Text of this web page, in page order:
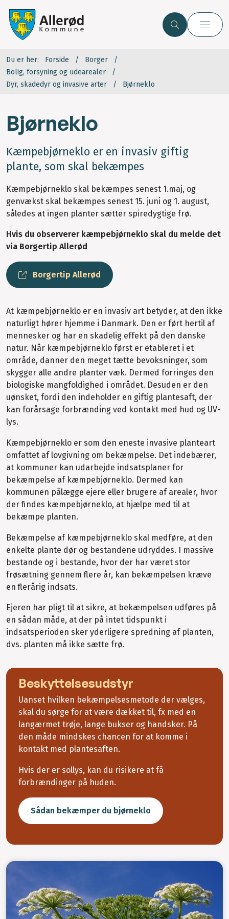
Du er her: Forside
Borger
Bolig, forsyning og udearealer
Dyr, skadedyr og invasive arter
Bjørneklo
Bjørneklo
Kæmpebjørneklo er en invasiv giftig
plante, som skal bekæmpes
Kæmpebjørneklo skal bekæmpes senest 1.maj, og
genvækst skal bekæmpes senest 15. juni og 1. august,
således at ingen planter sætter spiredygtige frø.
Hvis du observerer kæmpebjørneklo skal du melde det
via Borgertip Allerød
Borgertip Allerød
At kæmpebjørneklo er en invasiv art betyder, at den ikke
naturligt hører hjemme i Danmark. Den er ført hertil af
mennesker og har en skadelig effekt på den danske
natur. Når kæmpebjørneklo først er etableret i et
område, danner den meget tætte bevoksninger, som
skygger alle andre planter væk. Dermed forringes den
biologiske mangfoldighed i området. Desuden er den
uønsket, fordi den indeholder en giftig plantesaft, der
kan forårsage forbrænding ved kontakt med hud og UV-
lys.
Kæmpebjørneklo er som den eneste invasive planteart
omfattet af lovgivning om bekæmpelse. Det indebærer,
at kommuner kan udarbejde indsatsplaner for
bekæmpelse af kæmpebjørneklo. Dermed kan
kommunen pålægge ejere eller brugere af arealer, hvor
der findes kæmpebjørneklo, at hjælpe med til at
bekæmpe planten.
Bekæmpelse af kæmpebjørneklo skal medføre, at den
enkelte plante dør og bestandene udryddes. I massive
bestande og i bestande, hvor der har været stor
frøsætning gennem flere år, kan bekæmpelsen kræve
en flerårig indsats.
Ejeren har pligt til at sikre, at bekæmpelsen udføres på
en sådan måde, at der på intet tidspunkt i
indsatsperioden sker yderligere spredning af planten,
dvs. planten må ikke sætte frø.
Beskyttelsesudstyr
Uanset hvilken bekæmpelsesmetode der vælges,
skal du sørge for at være dækket til, fx med en
langærmet trøje, lange bukser og handsker. På
den måde mindskes chancen for at komme i
kontakt med plantesaften.
Hvis der er sollys, kan du risikere at få
forbrændinger på huden.
Sådan bekæmper du bjørneklo